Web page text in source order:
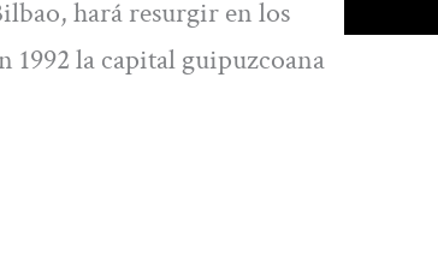
hará resurgir en los
1992 la capital guipuzcoana